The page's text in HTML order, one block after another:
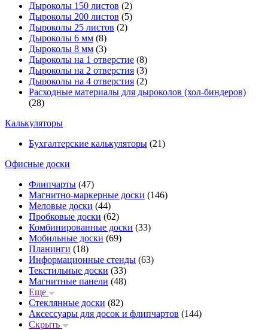
Дыроколы 150 листов (2)
Дыроколы 200 листов (5)
Дыроколы 25 листов (2)
Дыроколы 6 мм (8)
Дыроколы 8 мм (3)
Дыроколы на 1 отверстие (8)
Дыроколы на 2 отверстия (3)
Дыроколы на 4 отверстия (2)
Расходные материалы для дыроколов (хол-биндеров)
(28)
Калькуляторы
Бухгалтерские калькуляторы (21)
Офисные доски
Флипчарты (47)
Магнитно-маркерные доски (146)
Меловые доски (44)
Пробковые доски (62)
Комбинированные доски (33)
Мобильные доски (69)
Планинги (18)
Информационные стенды (63)
Текстильные доски (33)
Магнитные панели (48)
Еще
Стеклянные доски (82)
Аксессуары для досок и флипчартов (144)
Скрыть